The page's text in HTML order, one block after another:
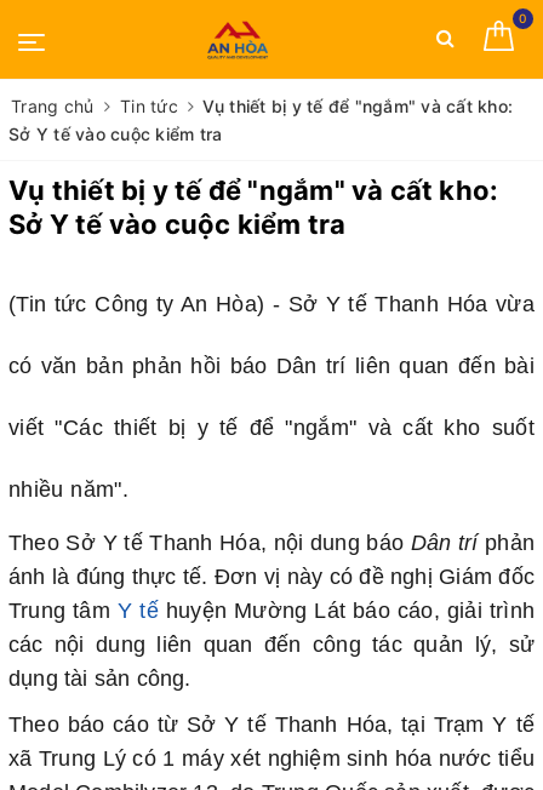
0
Trang chủ Tin tức
Vụ thiết bị y tế để "ngắm" và cất kho:
Sở Y tế vào cuộc kiểm tra
Vụ thiết bị y tế để "ngắm" và cất kho:
Sở Y tế vào cuộc kiểm tra
(Tin tức Công ty An Hòa) - Sở Y tế Thanh Hóa vừa
có văn bản phản hồi báo Dân trí liên quan đến bài
viết "Các thiết bị y tế để "ngắm" và cất kho suốt
nhiều năm".
Theo Sở Y tế Thanh Hóa, nội dung báo Dân tríphản
ánh là đúng thực tế. Đơn vị này có đề nghị Giám đốc
Trung tâm Y tếhuyện Mường Lát báo cáo, giải trình
các nội dung liên quan đến công tác quản lý, sử
dụng tài sản công.
Theo báo cáo từ Sở Y tế Thanh Hóa, tại Trạm Y tế
xã Trung Lý có 1 máy xét nghiệm sinh hóa nước tiểu